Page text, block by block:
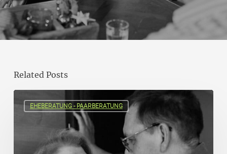
Related Posts
EHEBERATUNG - PAARBERATUNG